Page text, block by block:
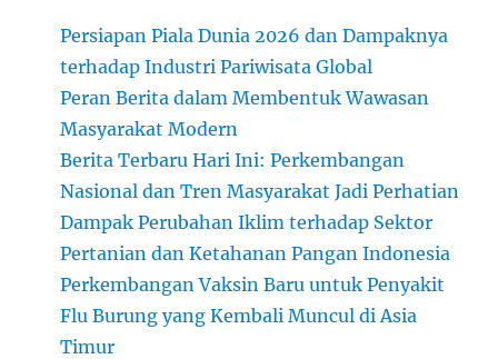
Persiapan Piala Dunia 2026 dan Dampaknya
terhadap Industri Pariwisata Global
Peran Berita dalam Membentuk Wawasan
Masyarakat Modern
Berita Terbaru Hari Ini: Perkembangan
Nasional dan Tren Masyarakat Jadi Perhatian
Dampak Perubahan Iklim terhadap Sektor
Pertanian dan Ketahanan Pangan Indonesia
Perkembangan Vaksin Baru untuk Penyakit
Flu Burung yang Kembali Muncul di Asia
Timur